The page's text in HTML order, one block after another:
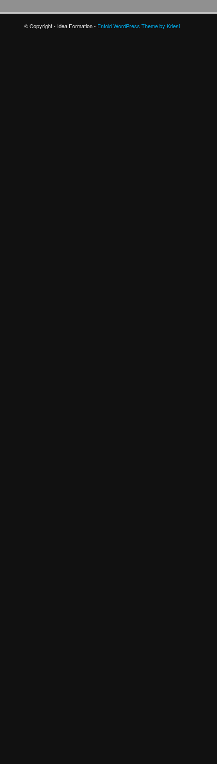
© Copyright - Idea Formation - Enfold WordPress Theme by Kriesi